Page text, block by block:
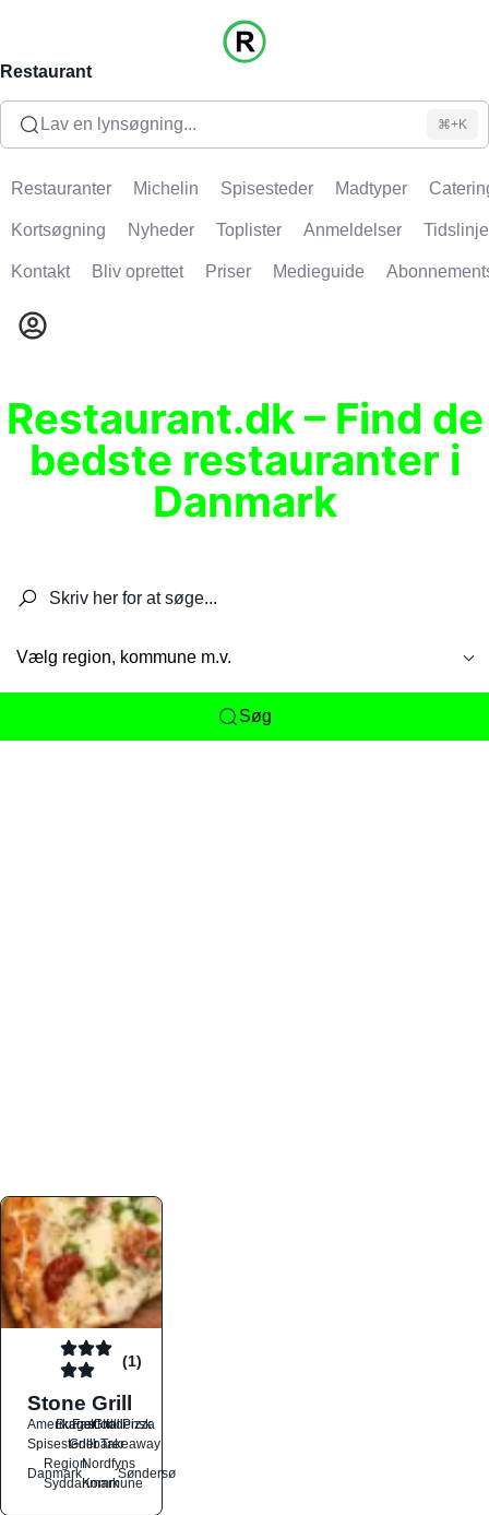
Restaurant
Lav en lynsøgning... ⌘+K
Restauranter Michelin Spisesteder Madtyper
Kortsøgning Nyheder Toplister Anmeldelser Tidslinje
Kontakt Bliv oprettet Priser Medieguide
Restaurant.dk – Find de
bedste restauranter i
Danmark
Vælg region, kommune m.v.
Søg
(1)
Stone Grill
Amerikansk
Burger
Fastfood
Grill
Italiensk
Pizza
SpisestederGrillbarerTakeaway
Danmark
Region
Syddanmark
Nordfyns
Kommune
Søndersø